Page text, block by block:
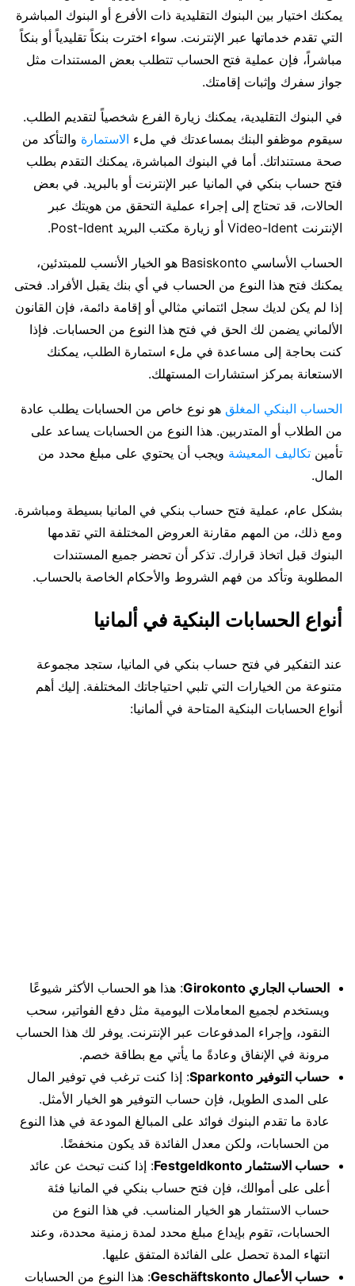
يمكنك اختيار بين البنوك التقليدية ذات الأفرع أو البنوك المباشرة
التي تقدم خدماتها عبر الإنترنت. سواء اخترت بنكاً تقليدياً أو بنكاً
مباشراً، فإن عملية فتح الحساب تتطلب بعض المستندات مثل
جواز سفرك وإثبات إقامتك.
في البنوك التقليدية، يمكنك زيارة الفرع شخصياً لتقديم الطلب.
سيقوم موظفو البنك بمساعدتك في ملء الاستمارة والتأكد من
صحة مستنداتك. أما في البنوك المباشرة، يمكنك التقدم بطلب
فتح حساب بنكي في المانيا عبر الإنترنت أو بالبريد. في بعض
الحالات، قد تحتاج إلى إجراء عملية التحقق من هويتك عبر
الإنترنت Video-Ident أو زيارة مكتب البريد Post-Ident.
الحساب الأساسي Basiskonto هو الخيار الأنسب للمبتدئين،
يمكنك فتح هذا النوع من الحساب في أي بنك يقبل الأفراد. فحتى
إذا لم يكن لديك سجل ائتماني مثالي أو إقامة دائمة، فإن القانون
الألماني يضمن لك الحق في فتح هذا النوع من الحسابات. فإذا
كنت بحاجة إلى مساعدة في ملء استمارة الطلب، يمكنك
الاستعانة بمركز استشارات المستهلك.
الحساب البنكي المغلق هو نوع خاص من الحسابات يطلب عادة
من الطلاب أو المتدربين. هذا النوع من الحسابات يساعد على
تأمين تكاليف المعيشة ويجب أن يحتوي على مبلغ محدد من
المال.
بشكل عام، عملية فتح حساب بنكي في المانيا بسيطة ومباشرة.
ومع ذلك، من المهم مقارنة العروض المختلفة التي تقدمها
البنوك قبل اتخاذ قرارك. تذكر أن تحضر جميع المستندات
المطلوبة وتأكد من فهم الشروط والأحكام الخاصة بالحساب.
أنواع الحسابات البنكية في ألمانيا
عند التفكير في فتح حساب بنكي في المانيا، ستجد مجموعة
متنوعة من الخيارات التي تلبي احتياجاتك المختلفة. إليك أهم
أنواع الحسابات البنكية المتاحة في ألمانيا:
الحساب الجاري Girokonto
: هذا هو الحساب الأكثر شيوعًا
ويستخدم لجميع المعاملات اليومية مثل دفع الفواتير، سحب
النقود، وإجراء المدفوعات عبر الإنترنت. يوفر لك هذا الحساب
مرونة في الإنفاق وعادةً ما يأتي مع بطاقة خصم.
حساب التوفير Sparkonto
: إذا كنت ترغب في توفير المال
على المدى الطويل، فإن حساب التوفير هو الخيار الأمثل.
عادة ما تقدم البنوك فوائد على المبالغ المودعة في هذا النوع
من الحسابات، ولكن معدل الفائدة قد يكون منخفضًا.
حساب الاستثمار Festgeldkonto
: إذا كنت تبحث عن عائد
أعلى على أموالك، فإن فتح حساب بنكي في المانيا فئة
حساب الاستثمار هو الخيار المناسب. في هذا النوع من
الحسابات، تقوم بإيداع مبلغ محدد لمدة زمنية محددة، وعند
انتهاء المدة تحصل على الفائدة المتفق عليها.
حساب الأعمال Geschäftskonto
: هذا النوع من الحسابات